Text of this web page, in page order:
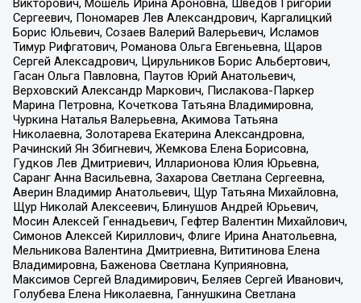
Викторович, Мошель Ирина Ароновна, Шведов Григорий
Сергеевич, Пономарев Лев Александрович, Каргалицкий
Борис Юльевич, Созаев Валерий Валерьевич, Исламов
Тимур Рифгатович, Романова Ольга Евгеньевна, Щаров
Сергей Алексадрович, Цирульников Борис Альбертович,
Гасан Ольга Павловна, Паутов Юрий Анатольевич,
Верховский Александр Маркович, Пислакова-Паркер
Марина Петровна, Кочеткова Татьяна Владимировна,
Чуркина Наталья Валерьевна, Акимова Татьяна
Николаевна, Золотарева Екатерина Александровна,
Рачинский Ян Збигневич, Жемкова Елена Борисовна,
Гудков Лев Дмитриевич, Илларионова Юлия Юрьевна,
Саранг Анна Васильевна, Захарова Светлана Сергеевна,
Аверин Владимир Анатольевич, Щур Татьяна Михайловна,
Щур Николай Алексеевич, Блинушов Андрей Юрьевич,
Мосин Алексей Геннадьевич, Гефтер Валентин Михайлович,
Симонов Алексей Кириллович, Флиге Ирина Анатольевна,
Мельникова Валентина Дмитриевна, Вититинова Елена
Владимировна, Баженова Светлана Куприяновна,
Максимов Сергей Владимирович, Беляев Сергей Иванович,
Голубева Елена Николаевна, Ганнушкина Светлана